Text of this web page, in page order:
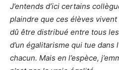
J’entends d’ici certains
plaindre que ces élèves
dû être distribué entre tous
d’un égalitarisme qui tue
chacun. Mais en l’espèce,